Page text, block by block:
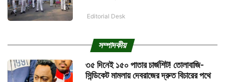
Editorial Desk
সম্পাদকীয়
৩৫ দিনেই ১৫০ পাতার চার্জশিট! তোলাবাজি-
সিন্ডিকেট মামলায় দেবরাজের দ্রুত বিচারের পথে